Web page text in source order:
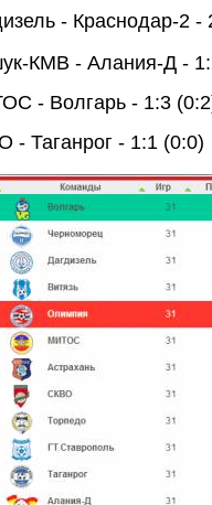
- Краснодар-2 -
КМВ - Алания-Д -
- Волгарь - 1:3
- Таганрог - 1:1 (0:0)